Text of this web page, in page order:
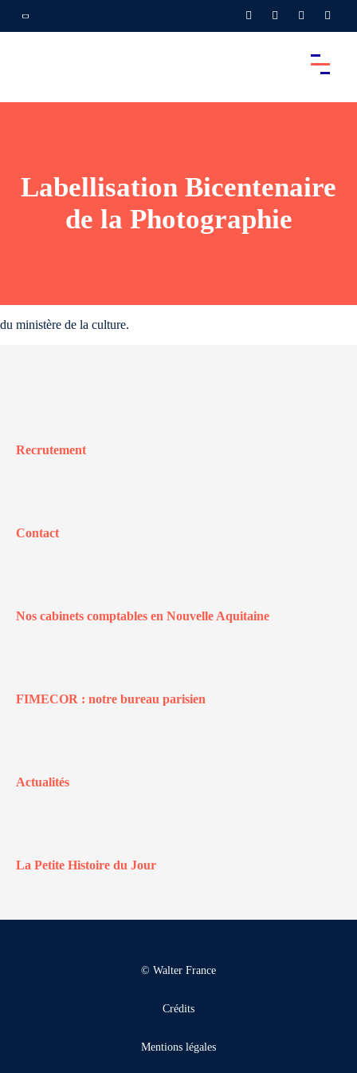
Labellisation Bicentenaire
de la Photographie
du ministère de la culture.
Recrutement
Contact
Nos cabinets comptables en Nouvelle Aquitaine
FIMECOR : notre bureau parisien
Actualités
La Petite Histoire du Jour
© Walter France
Crédits
Mentions légales